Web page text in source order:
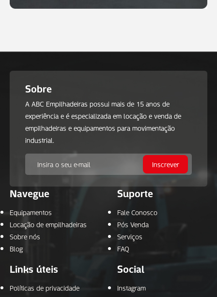
Sobre
A ABC Empilhadeiras possui mais de 15 anos de
experiência e é especializada em locação e venda de
empilhadeiras e equipamentos para movimentação
industrial.
Navegue
Equipamentos
Locação de empilhadeiras
Sobre nós
Blog
Suporte
Fale Conosco
Pós Venda
Serviços
FAQ
Links úteis
Políticas de privacidade
Social
Instagram